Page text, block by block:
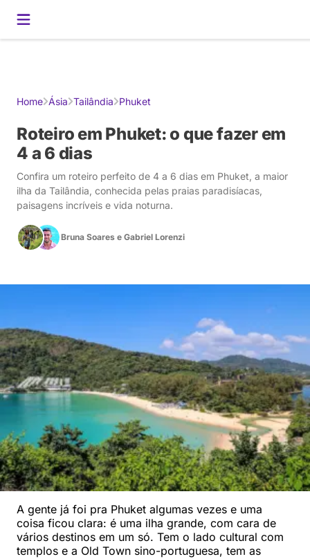
Gerador de Roteiros
Home Ásia Tailândia Phuket
Roteiro em Phuket: o que fazer em
4 a 6 dias
Confira um roteiro perfeito de 4 a 6 dias em Phuket, a maior
ilha da Tailândia, conhecida pelas praias paradisíacas,
paisagens incríveis e vida noturna.
Bruna Soares e Gabriel Lorenzi
A gente já foi pra Phuket algumas vezes e uma
coisa ficou clara: é uma ilha grande, com cara de
vários destinos em um só. Tem o lado cultural com
templos e a Old Town sino-portuguesa, tem as